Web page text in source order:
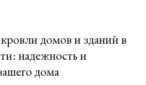
домов и зданий в
надежность и
дома